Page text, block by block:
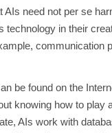
AIs need not per se
technology in their
communication
be found on the
knowing how to
AIs work with